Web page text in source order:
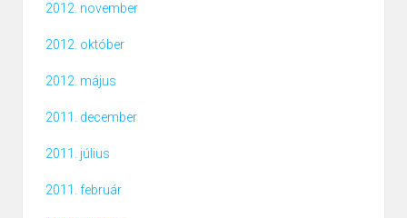
2012. november
2012. október
2012. május
2011. december
2011. július
2011. február